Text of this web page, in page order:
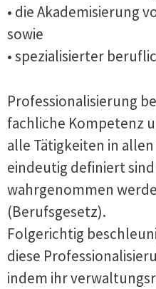
• die Akademisierung
sowie
• spezialisierter
Professionalisierung
fachliche Kompetenz
alle Tätigkeiten in
eindeutig definiert
wahrgenommen
(Berufsgesetz).
Folgerichtig
diese
indem ihr